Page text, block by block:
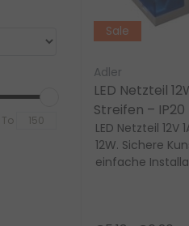
To
Sale
Adler
LED Netzteil
Streifen – IP20
LED Netzteil 12V
12W. Sichere
einfache